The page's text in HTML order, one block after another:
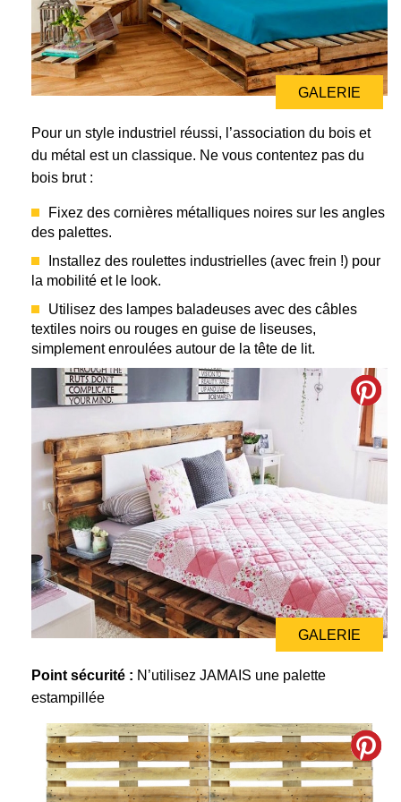
GALERIE
GALERIE
Pour un style industriel réussi, l’association du bois et
du métal est un classique. Ne vous contentez pas du
bois brut :
Fixez des cornières métalliques noires sur les angles
des palettes.
Installez des roulettes industrielles (avec frein !) pour
la mobilité et le look.
Utilisez des lampes baladeuses avec des câbles
textiles noirs ou rouges en guise de liseuses,
simplement enroulées autour de la tête de lit.
GALERIE
GALERIE
Point sécurité : N’utilisez JAMAIS une palette
estampillée